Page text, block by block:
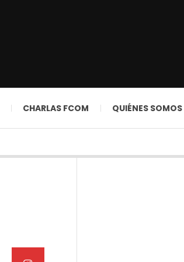
CHARLAS FCOM QUIÉNES SOMOS